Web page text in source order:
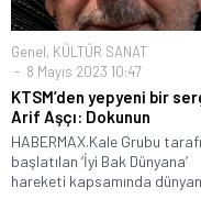
Genel, KÜLTÜR SANAT
8 Mayıs 2023 10:47
KTSM’den yepyeni bir
Arif Aşçı: Dokunun
HABERMAX.Kale Grubu
başlatılan ‘İyi Bak Dünyana’
hareketi kapsamında